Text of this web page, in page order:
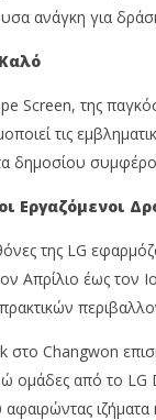
ανάγκη για
Screen, της
τις
δημοσίου
Εργαζόμενοι
της LG
έως τον
στο Changwon
ομάδες από το